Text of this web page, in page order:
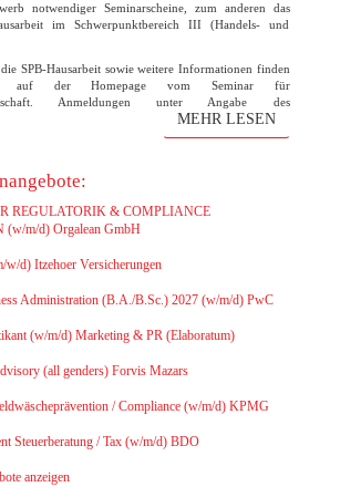
notwendiger Seminarscheine, zum anderen das
im Schwerpunktbereich III (Handels- und
SPB-Hausarbeit sowie weitere Informationen finden
der Homepage vom Seminar für
Anmeldungen unter Angabe des
bis zum 31. März 2026 direkt an den Lehrstuhl
und finale Themenvergabe findet am 07.
MEHR LESEN
REGULATORIK & COMPLIANCE
m/d) Orgalean GmbH
w/d) Itzehoer Versicherungen
Administration (B.A./B.Sc.) 2027 (w/m/d) PwC
(w/m/d) Marketing & PR (Elaboratum)
(all genders) Forvis Mazars
/ Compliance (w/m/d) KPMG
Steuerberatung / Tax (w/m/d) BDO
anzeigen